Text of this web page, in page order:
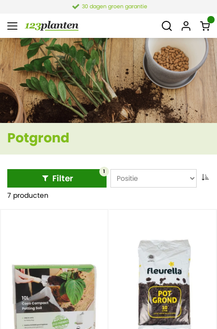
30 dagen groen garantie
Potgrond
Filter
1
7 producten